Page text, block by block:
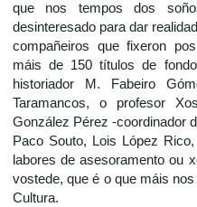
que nos tempos dos
desinteresado para dar
compañeiros que fixeron
máis de 150 títulos de
historiador M. Fabeiro
Taramancos, o profesor
González Pérez -coordinador
Paco Souto, Lois López
labores de asesoramento ou
vostede, que é o que máis
Cultura.